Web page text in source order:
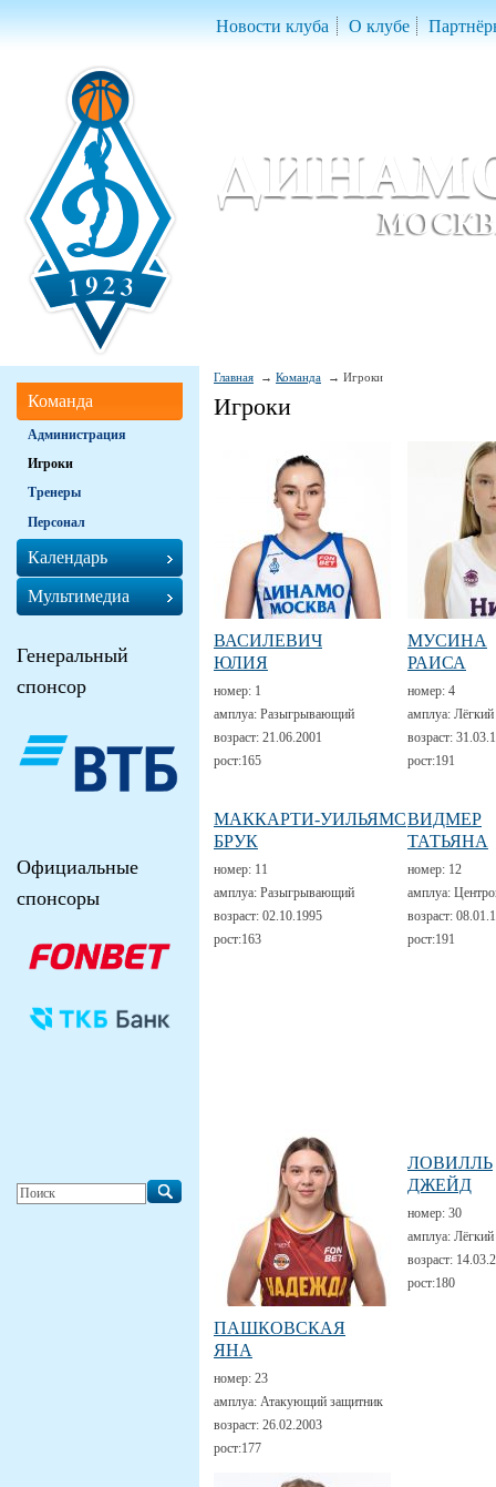
Новости клуба О клубе
Главная Команда Игроки
Игроки
ВАСИЛЕВИЧ
ЮЛИЯ
номер: 1
амплуа: Разыгрывающий
возраст: 21.06.2001
рост:165
МУСИНА
РАИСА
номер: 4
амплуа:
возраст:
рост:191
МАККАРТИ-УИЛЬЯМС
БРУК
номер: 11
амплуа: Разыгрывающий
возраст: 02.10.1995
рост:163
ВИДМЕР
ТАТЬЯНА
номер: 12
амплуа:
возраст:
рост:191
ПАШКОВСКАЯ
ЯНА
номер: 23
амплуа: Атакующий защитник
возраст: 26.02.2003
рост:177
ЛОВИЛЛЬ
ДЖЕЙД
номер: 30
амплуа:
возраст:
рост:180
Команда
Администрация
Игроки
Тренеры
Персонал
Календарь
Мультимедиа
Генеральный
спонсор
Официальные
спонсоры